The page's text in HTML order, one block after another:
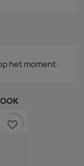
het moment.
favorite_border